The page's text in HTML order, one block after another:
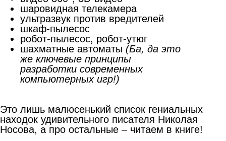
шаровидная телекамера
ультразвук против вредителей
шкаф-пылесос
робот-пылесос, робот-утюг
шахматные автоматы (Ба, да это
же ключевые принципы
разработки современных
компьютерных игр!)
Это лишь малюсенький список гениальных
находок удивительного писателя Николая
Носова, а про остальные – читаем в книге!